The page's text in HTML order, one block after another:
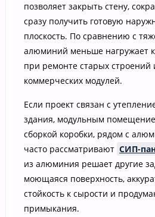
позволяет закрыть стену,
сразу получить готовую
плоскость. По сравнению с
алюминий меньше нагружает
при ремонте старых строений
коммерческих модулей.
Если проект связан с
здания, модульным
сборкой коробки, рядом с
часто рассматривают СИП-
из алюминия решает другие
моющаяся поверхность,
стойкость к сырости и
примыкания.